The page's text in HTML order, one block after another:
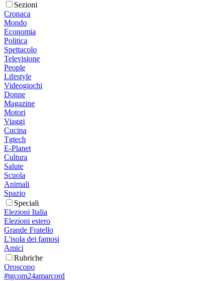
Sezioni
Cronaca
Mondo
Economia
Politica
Spettacolo
Televisione
People
Lifestyle
Videogiochi
Donne
Magazine
Motori
Viaggi
Cucina
Tgtech
E-Planet
Cultura
Salute
Scuola
Animali
Spazio
Speciali
Elezioni Italia
Elezioni estero
Grande Fratello
L'isola dei famosi
Amici
Rubriche
Oroscopo
#tgcom24amarcord